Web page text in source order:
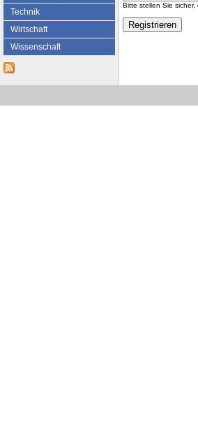
Technik
Wirtschaft
Wissenschaft
Bitte stellen Sie